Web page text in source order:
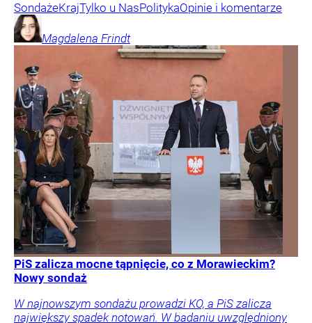
SondażeKrajTylko u NasPolitykaOpinie i komentarze
Magdalena Frindt
PiS zalicza mocne tąpnięcie, co z Morawieckim?
Nowy sondaż
W najnowszym sondażu prowadzi KO, a PiS zalicza
największy spadek notowań. W badaniu uwzględniony